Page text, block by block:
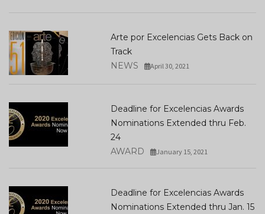
Arte por Excelencias Gets Back on
Track
NEWS
April 30, 2021
Deadline for Excelencias Awards
Nominations Extended thru Feb.
24
AWARD
January 15, 2021
Deadline for Excelencias Awards
Nominations Extended thru Jan. 15